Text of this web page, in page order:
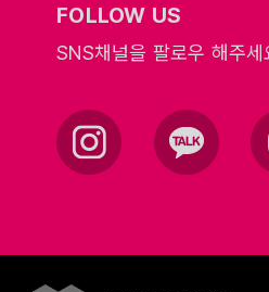
FOLLOW US
SNS채널을 팔로우 해주세